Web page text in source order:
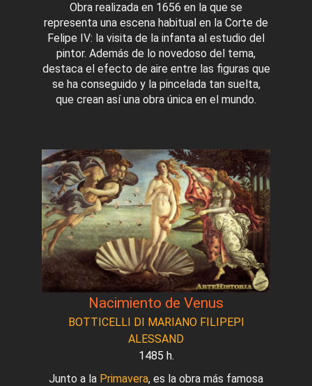
Obra realizada en 1656 en la que se
representa una escena habitual en la Corte de
Felipe IV: la visita de la infanta al estudio del
pintor. Además de lo novedoso del tema,
destaca el efecto de aire entre las figuras que
se ha conseguido y la pincelada tan suelta,
que crean así una obra única en el mundo.
Nacimiento de Venus
BOTTICELLI DI MARIANO FILIPEPI
ALESSAND
1485 h.
Junto a la Primavera, es la obra más famosa